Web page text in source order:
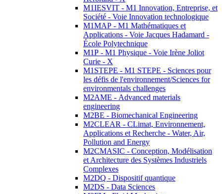
M1IESVIT - M1 Innovation, Entreprise, et
Société - Voie Innovation technologique
M1MAP - M1 Mathématiques et
Applications - Voie Jacques Hadamard -
École Polytechnique
M1P - M1 Physique - Voie Irène Joliot
Curie - X
M1STEPE - M1 STEPE - Sciences pour
les défis de l'environnement/Sciences for
environmentals challenges
M2AME - Advanced materials
engineering
M2BE - Biomechanical Engineering
M2CLEAR - CLimat, Environnement,
Applications et Recherche - Water, Air,
Pollution and Energy
M2CMASIC - Conception, Modélisation
et Architecture des Systèmes Industriels
Complexes
M2DQ - Dispositif quantique
M2DS - Data Sciences